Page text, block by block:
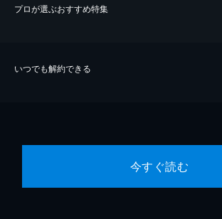
プロが選ぶおすすめ特集
いつでも解約できる
今すぐ読む